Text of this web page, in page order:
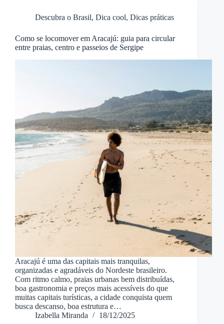
Descubra o Brasil, Dica cool, Dicas práticas
Como se locomover em Aracajú: guia para circular
entre praias, centro e passeios de Sergipe
Aracajú é uma das capitais mais tranquilas,
organizadas e agradáveis do Nordeste brasileiro.
Com ritmo calmo, praias urbanas bem distribuídas,
boa gastronomia e preços mais acessíveis do que
muitas capitais turísticas, a cidade conquista quem
busca descanso, boa estrutura e…
Izabella Miranda
18/12/2025